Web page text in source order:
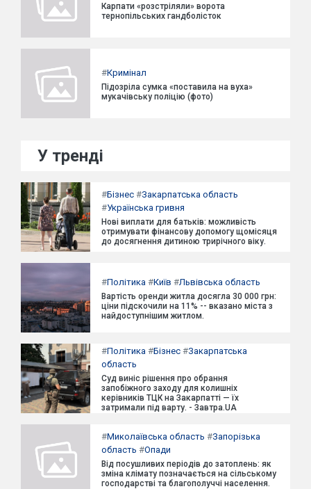
Карпати «розстріляли» ворота
тернопільських гандболісток
#Кримінал
Підозріла сумка «поставила на вуха»
мукачівську поліцію (фото)
У тренді
#Бізнес #Закарпатська область
#Українська гривня
Нові виплати для батьків: можливість
отримувати фінансову допомогу щомісяця
до досягнення дитиною трирічного віку.
#Політика #Київ #Львівська область
Вартість оренди житла досягла 30 000 грн:
ціни підскочили на 11% -- вказано міста з
найдоступнішим житлом.
#Політика #Бізнес #Закарпатська
область
Суд виніс рішення про обрання
запобіжного заходу для колишніх
керівників ТЦК на Закарпатті — їх
затримали під варту. - Завтра.UA
#Миколаївська область #Запорізька
область #Опади
Від посушливих періодів до затоплень: як
зміна клімату позначається на сільському
господарстві та благополуччі населення.